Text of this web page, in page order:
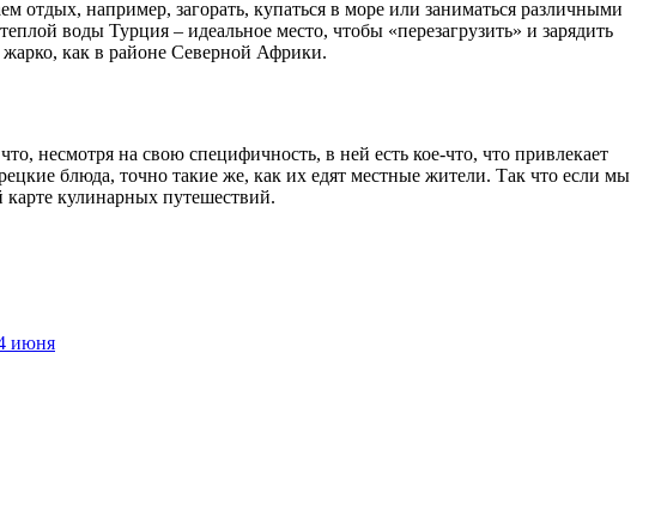
отдых, например, загорать, купаться в море или заниматься различными
воды Турция – идеальное место, чтобы «перезагрузить» и зарядить
как в районе Северной Африки.
несмотря на свою специфичность, в ней есть кое-что, что привлекает
блюда, точно такие же, как их едят местные жители. Так что если мы
кулинарных путешествий.
июня